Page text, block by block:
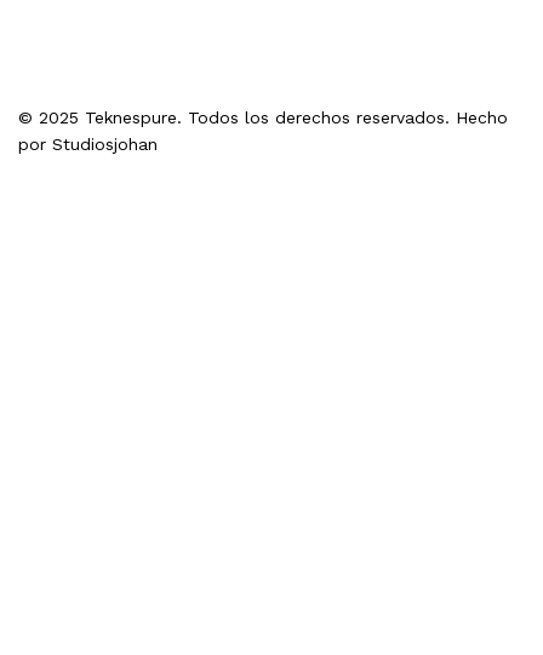
© 2025 Teknespure. Todos los derechos reservados. Hecho
por Studiosjohan